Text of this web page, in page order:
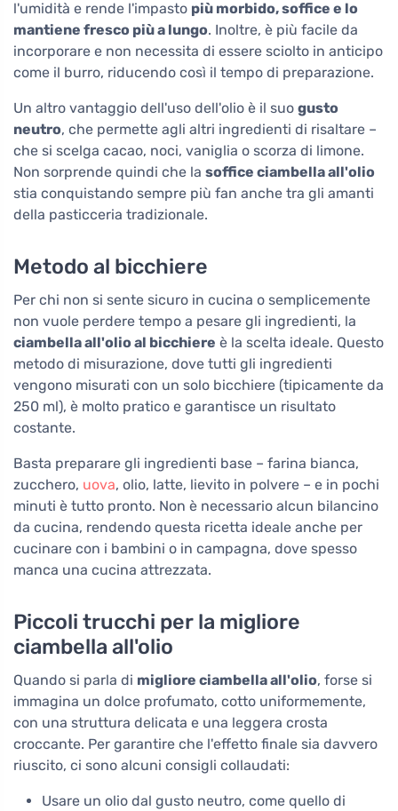
l'umidità e rende l'impasto più morbido, soffice e lo
mantiene fresco più a lungo. Inoltre, è più facile da
incorporare e non necessita di essere sciolto in anticipo
come il burro, riducendo così il tempo di preparazione.
Un altro vantaggio dell'uso dell'olio è il suo gusto
neutro, che permette agli altri ingredienti di risaltare –
che si scelga cacao, noci, vaniglia o scorza di limone.
Non sorprende quindi che la soffice ciambella all'olio
stia conquistando sempre più fan anche tra gli amanti
della pasticceria tradizionale.
Metodo al bicchiere
Per chi non si sente sicuro in cucina o semplicemente
non vuole perdere tempo a pesare gli ingredienti, la
ciambella all'olio al bicchiere è la scelta ideale. Questo
metodo di misurazione, dove tutti gli ingredienti
vengono misurati con un solo bicchiere (tipicamente da
250 ml), è molto pratico e garantisce un risultato
costante.
Basta preparare gli ingredienti base – farina bianca,
zucchero, uova, olio, latte, lievito in polvere – e in pochi
minuti è tutto pronto. Non è necessario alcun bilancino
da cucina, rendendo questa ricetta ideale anche per
cucinare con i bambini o in campagna, dove spesso
manca una cucina attrezzata.
Piccoli trucchi per la migliore
ciambella all'olio
Quando si parla di migliore ciambella all'olio, forse si
immagina un dolce profumato, cotto uniformemente,
con una struttura delicata e una leggera crosta
croccante. Per garantire che l'effetto finale sia davvero
riuscito, ci sono alcuni consigli collaudati:
Usare un olio dal gusto neutro, come quello di